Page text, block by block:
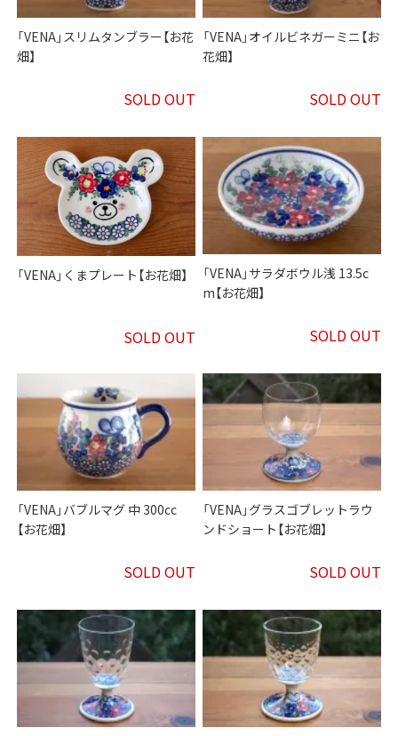
「VENA」スリムタンブラー【お花
畑】
SOLD OUT
「VENA」オイルビネガーミニ【お
花畑】
SOLD OUT
「VENA」くまプレート【お花畑】
SOLD OUT
「VENA」サラダボウル浅 13.5c
m【お花畑】
SOLD OUT
「VENA」バブルマグ 中 300cc
【お花畑】
SOLD OUT
「VENA」グラスゴブレットラウ
ンドショート【お花畑】
SOLD OUT